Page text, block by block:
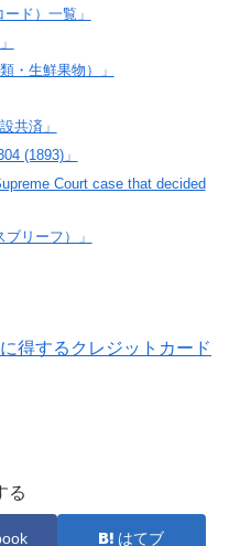
ド）一覧」
・生鮮果物）」
共済」
(1893)」
Court case that decided
リーフ）」
得するクレジットカード
る
はてブ